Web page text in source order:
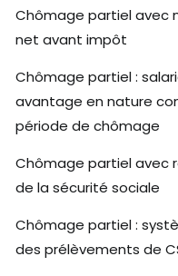
Chômage partiel avec
net avant impôt
Chômage partiel :
avantage en nature
période de chômage
Chômage partiel avec
de la sécurité sociale
Chômage partiel :
des prélèvements de